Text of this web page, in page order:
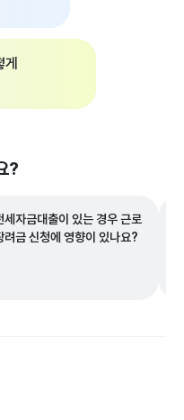
게
?
세자금대출이 있는 경우 근로
려금 신청에 영향이 있나요?